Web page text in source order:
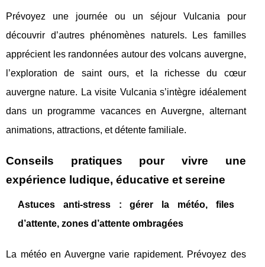
Prévoyez une journée ou un séjour Vulcania pour
découvrir d’autres phénomènes naturels. Les familles
apprécient les randonnées autour des volcans auvergne,
l’exploration de saint ours, et la richesse du cœur
auvergne nature. La visite Vulcania s’intègre idéalement
dans un programme vacances en Auvergne, alternant
animations, attractions, et détente familiale.
Conseils pratiques pour vivre une
expérience ludique, éducative et sereine
Astuces anti-stress : gérer la météo, files
d’attente, zones d’attente ombragées
La météo en Auvergne varie rapidement. Prévoyez des